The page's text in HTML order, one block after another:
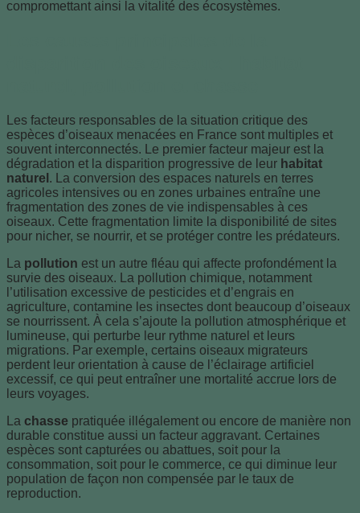
compromettant ainsi la vitalité des écosystèmes.
Les facteurs responsables de la situation critique des
espèces d’oiseaux menacées en France sont multiples et
souvent interconnectés. Le premier facteur majeur est la
dégradation et la disparition progressive de leur habitat
naturel . La conversion des espaces naturels en terres
agricoles intensives ou en zones urbaines entraîne une
fragmentation des zones de vie indispensables à ces
oiseaux. Cette fragmentation limite la disponibilité de sites
pour nicher, se nourrir, et se protéger contre les prédateurs.
La pollution est un autre fléau qui affecte profondément la
survie des oiseaux. La pollution chimique, notamment
l’utilisation excessive de pesticides et d’engrais en
agriculture, contamine les insectes dont beaucoup d’oiseaux
se nourrissent. À cela s’ajoute la pollution atmosphérique et
lumineuse, qui perturbe leur rythme naturel et leurs
migrations. Par exemple, certains oiseaux migrateurs
perdent leur orientation à cause de l’éclairage artificiel
excessif, ce qui peut entraîner une mortalité accrue lors de
leurs voyages.
La chasse pratiquée illégalement ou encore de manière non
durable constitue aussi un facteur aggravant. Certaines
espèces sont capturées ou abattues, soit pour la
consommation, soit pour le commerce, ce qui diminue leur
population de façon non compensée par le taux de
reproduction.